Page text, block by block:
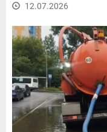
12.07.2026